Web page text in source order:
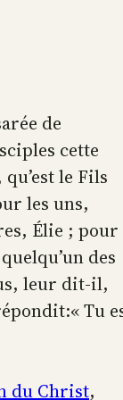
de
cette
le Fils
les uns,
Élie ; pour
des
leur dit-il,
Tu
du Christ